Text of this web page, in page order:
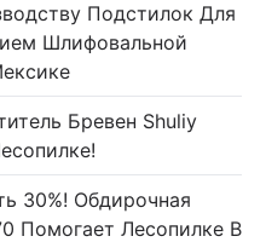
Подстилок Для
Шлифовальной
Бревен Shuliy
30%! Обдирочная
Помогает Лесопилке В